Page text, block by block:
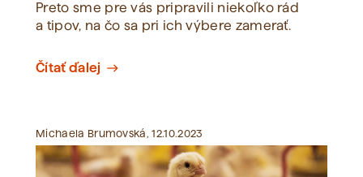
Preto sme pre vás pripravili niekoľko rád
a tipov, na čo sa pri ich výbere zamerať.
Čítať ďalej east
Michaela Brumovská, 12.10.2023